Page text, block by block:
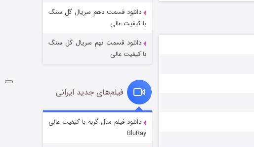
قسمت ۷ (زیرنویس) منتشر شد
شوگر فصل ۲
قسمت
دانلود قسمت دهم سریال گل سنگ
با کیفیت عالی
دانلود قسمت نهم سریال گل سنگ
با کیفیت عالی
فیلم‌های جدید ایرانی
دانلود فیلم سال گربه با کیفیت عالی
BluRay